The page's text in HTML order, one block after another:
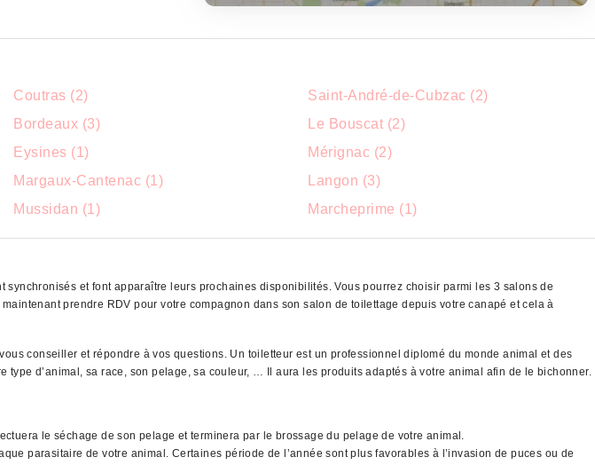
Coutras (2)
Saint-André-de-Cubzac (2)
Bordeaux (3)
Le Bouscat (2)
Eysines (1)
Mérignac (2)
Margaux-Cantenac (1)
Langon (3)
Mussidan (1) Marcheprime (1)
et font apparaître leurs prochaines disponibilités. Vous pourrez choisir parmi les 3 salons de
prendre RDV pour votre compagnon dans son salon de toilettage depuis votre canapé et cela à
conseiller et répondre à vos questions. Un toiletteur est un professionnel diplomé du monde animal et des
d’animal, sa race, son pelage, sa couleur, … Il aura les produits adaptés à votre animal afin de le bichonner.
le séchage de son pelage et terminera par le brossage du pelage de votre animal.
parasitaire de votre animal. Certaines période de l’année sont plus favorables à l’invasion de puces ou de